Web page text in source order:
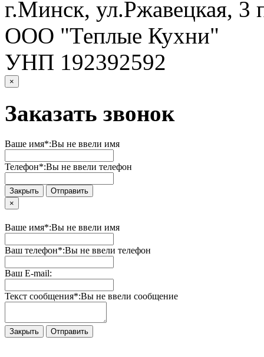
г.Минск, ул.Ржавецкая, 3
ООО "Теплые Кухни"
УНП 192392592
×
Заказать звонок
Ваше имя*:Вы не ввели имя
Телефон*:Вы не ввели телефон
Закрыть
Отправить
×
Ваше имя*:Вы не ввели имя
Ваш телефон*:Вы не ввели телефон
Ваш E-mail:
Текст сообщения*:Вы не ввели сообщение
Закрыть Отправить